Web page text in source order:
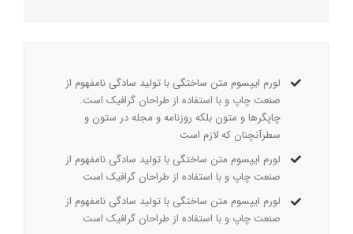
لورم ایپسوم متن ساختگی با تولید سادگی نامفهوم از
صنعت چاپ و با استفاده از طراحان گرافیک است.
چاپگرها و متون بلکه روزنامه و مجله در ستون و
سطرآنچنان که لازم است
لورم ایپسوم متن ساختگی با تولید سادگی نامفهوم از
صنعت چاپ و با استفاده از طراحان گرافیک است
لورم ایپسوم متن ساختگی با تولید سادگی نامفهوم از
صنعت چاپ و با استفاده از طراحان گرافیک است